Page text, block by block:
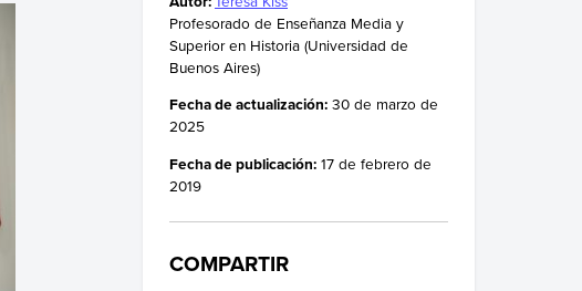
Profesorado de Enseñanza Media y
Superior en Historia (Universidad de
Buenos Aires)
Fecha de actualización: 30 de marzo de
2025
Fecha de publicación: 17 de febrero de
2019
COMPARTIR